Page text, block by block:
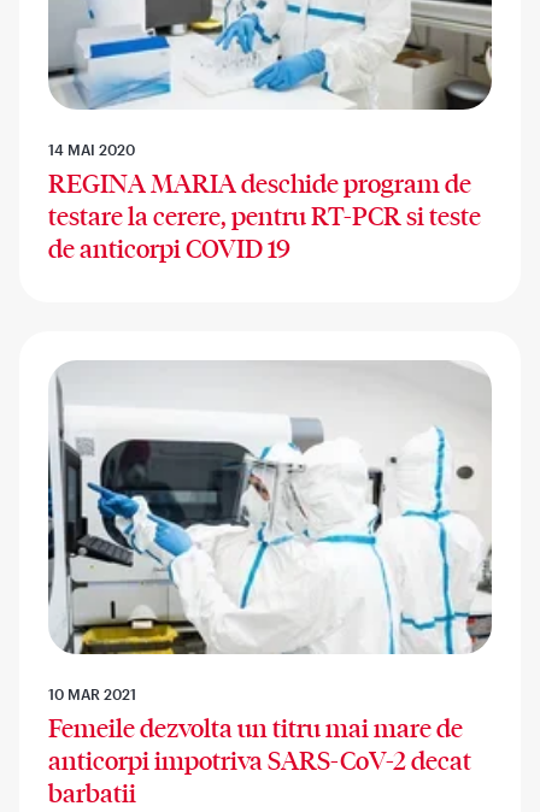
14 MAI 2020
REGINA MARIA deschide program de
testare la cerere, pentru RT-PCR si teste
de anticorpi COVID 19
10 MAR 2021
Femeile dezvolta un titru mai mare de
anticorpi impotriva SARS-CoV-2 decat
barbatii